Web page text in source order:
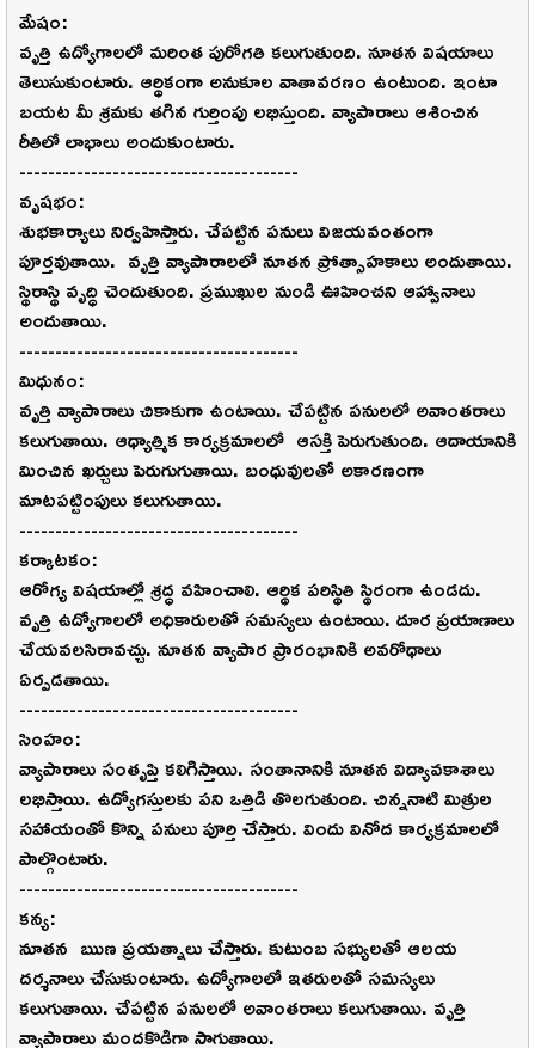
మేషం:
వృత్తి ఉద్యోగాలలో మరింత పురోగతి కలుగుతుంది. నూతన విషయాలు
తెలుసుకుంటారు. ఆర్థికంగా అనుకూల వాతావరణం ఉంటుంది. ఇంటా
బయట మీ శ్రమకు తగిన గుర్తింపు లభిస్తుంది. వ్యాపారాలు ఆశించిన
రీతిలో లాభాలు అందుకుంటారు.
---------------------------------------
వృషభం:
శుభకార్యాలు నిర్వహిస్తారు. చేపట్టిన పనులు విజయవంతంగా
పూర్తవుతాయి. వృత్తి వ్యాపారాలలో నూతన ప్రోత్సాహకాలు అందుతాయి.
స్థిరాస్థి వృద్ధి చెందుతుంది. ప్రముఖుల నుండి ఊహించని ఆహ్వానాలు
అందుతాయి.
---------------------------------------
మిధునం:
వృత్తి వ్యాపారాలు చికాకుగా ఉంటాయి. చేపట్టిన పనులలో అవాంతరాలు
కలుగుతాయి. ఆధ్యాత్మిక కార్యక్రమాలలో ఆసక్తి పెరుగుతుంది. ఆదాయానికి
మించిన ఖర్చులు పెరుగుగుతాయి. బంధువులతో అకారణంగా
మాటపట్టింపులు కలుగుతాయి.
---------------------------------------
కర్కాటకం:
ఆరోగ్య విషయాల్లో శ్రద్ధ వహించాలి. ఆర్థిక పరిస్థితి స్థిరంగా ఉండదు.
వృత్తి ఉద్యోగాలలో అధికారులతో సమస్యలు ఉంటాయి. దూర ప్రయాణాలు
చేయవలసిరావచ్చు. నూతన వ్యాపార ప్రారంభానికి అవరోధాలు
ఏర్పడతాయి.
---------------------------------------
సింహం:
వ్యాపారాలు సంతృప్తి కలిగిస్తాయి. సంతానానికి నూతన విద్యావకాశాలు
లభిస్తాయి. ఉద్యోగస్తులకు పని ఒత్తిడి తొలగుతుంది. చిన్ననాటి మిత్రుల
సహాయంతో కొన్ని పనులు పూర్తి చేస్తారు. విందు వినోద కార్యక్రమాలలో
పాల్గొంటారు.
---------------------------------------
కన్య:
నూతన ఋణ ప్రయత్నాలు చేస్తారు. కుటుంబ సభ్యులతో ఆలయ
దర్శనాలు చేసుకుంటారు. ఉద్యోగాలలో ఇతరులతో సమస్యలు
కలుగుతాయి. చేపట్టిన పనులలో అవాంతరాలు కలుగుతాయి. వృత్తి
వ్యాపారాలు మందకొడిగా సాగుతాయి.